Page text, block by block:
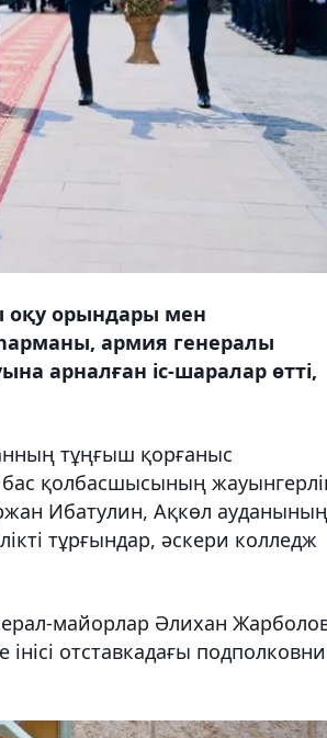
оқу орындары мен
армия генералы
арналған іс-шаралар өтті,
тұңғыш қорғаныс
бас қолбасшысының
Ибатулин, Ақкөл ауданының
тұрғындар, әскери колледж
майорлар Әлихан
отставкадағы